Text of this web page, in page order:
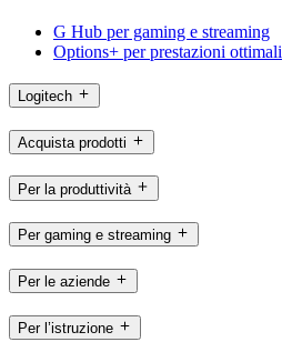
G Hub per gaming e streaming
Options+ per prestazioni ottimali
Logitech
Acquista prodotti
Per la produttività
Per gaming e streaming
Per le aziende
Per l’istruzione